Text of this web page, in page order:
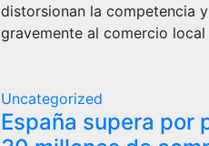
distorsionan la competencia
gravemente al comercio
Uncategorized
España supera por